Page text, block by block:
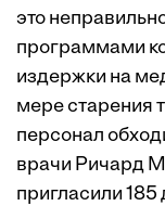
это
программами
издержки на
мере старения
персонал
врачи Ричард
пригласили